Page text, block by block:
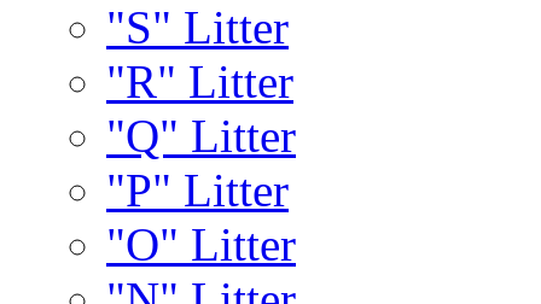
"S" Litter
"R" Litter
"Q" Litter
"P" Litter
"O" Litter